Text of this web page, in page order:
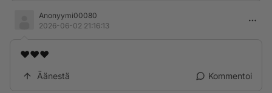
Anonyymi00080
2026-06-02 21:16:13
❤️❤️❤️
Äänestä Kommentoi